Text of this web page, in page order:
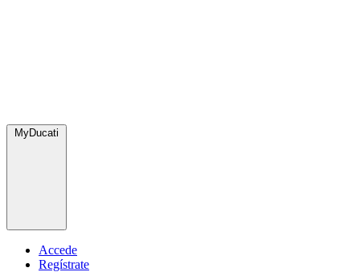
MyDucati
Accede
Regístrate